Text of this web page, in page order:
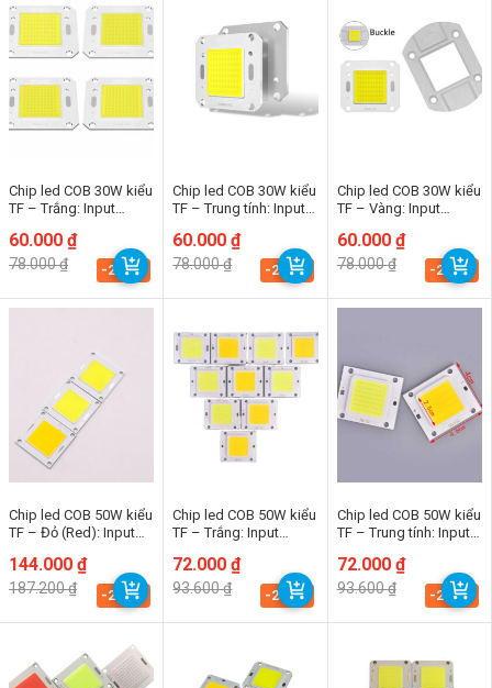
Chip led COB 30W kiểu
TF – Trắng: Input
78.000₫
Giá
gốc
là:
60.000 ₫
Giá
hiện
tại
60.000 ₫.
-23.1%
Chip led COB 30W kiểu
TF – Trung tính: Input
78.000₫
Giá
gốc
là:
60.000₫
Giá
hiện
tại
60.000 ₫.
-23.1%
Chip led COB 30W kiểu
TF – Vàng: Input
78.000₫
Giá
gốc
là:
60.000 ₫
Giá
hiện
tại
60.000 ₫.
-23.1%
Chip led COB 50W kiểu
TF – Đỏ (Red): Input
187.200₫
Giá
gốc
là:
144.000 ₫
Giá
hiện
tại
144.000 ₫.
-23.1%
Chip led COB 50W kiểu
TF – Trắng: Input
93.600₫
Giá
gốc
là:
72.000₫
Giá
hiện
tại
72.000 ₫.
-23.1%
Chip led COB 50W kiểu
TF – Trung tính: Input
93.600₫
Giá
gốc
là:
72.000 ₫
Giá
hiện
tại
72.000 ₫.
-23.1%